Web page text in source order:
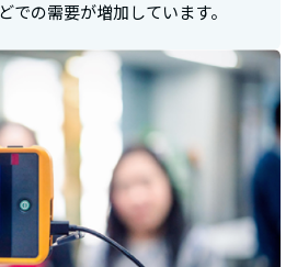
での需要が増加しています。